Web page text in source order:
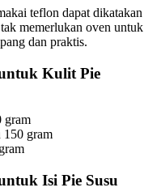
teflon dapat
memerlukan oven
dan praktis.
Kulit Pie
gram
150 gram
Isi Pie Susu